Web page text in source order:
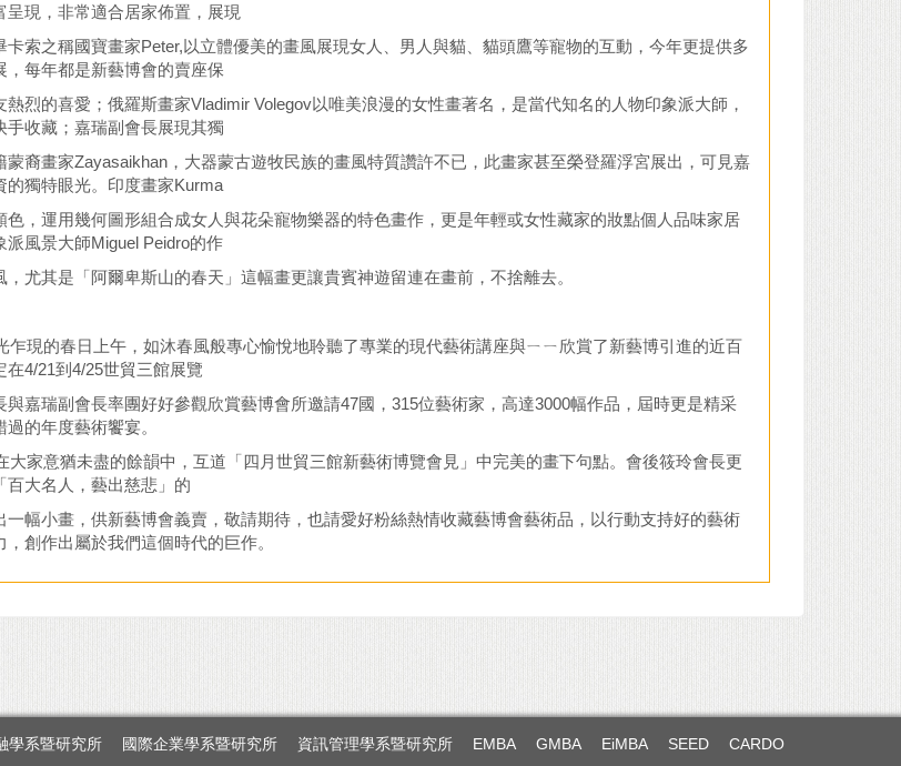
呈現，非常適合居家佈置，展現
卡索之稱國寶畫家Peter,以立體優美的畫風展現女人、男人與貓、貓頭鷹等寵物的互動，今年更提供多
，每年都是新藝博會的賣座保
烈的喜愛；俄羅斯畫家Vladimir Volegov以唯美浪漫的女性畫著名，是當代知名的人物印象派大師，
手收藏；嘉瑞副會長展現其獨
蒙裔畫家Zayasaikhan，大器蒙古遊牧民族的畫風特質讚許不已，此畫家甚至榮登羅浮宮展出，可見嘉
的獨特眼光。印度畫家Kurma
色，運用幾何圖形組合成女人與花朵寵物樂器的特色畫作，更是年輕或女性藏家的妝點個人品味家居
派風景大師Miguel Peidro的作
尤其是「阿爾卑斯山的春天」這幅畫更讓貴賓神遊留連在畫前，不捨離去。
的春日上午，如沐春風般專心愉悅地聆聽了專業的現代藝術講座與ㄧㄧ欣賞了新藝博引進的近百
4/21到4/25世貿三館展覽
與嘉瑞副會長率團好好參觀欣賞藝博會所邀請47國，315位藝術家，高達3000幅作品，屆時更是精采
的年度藝術饗宴。
意猶未盡的餘韻中，互道「四月世貿三館新藝術博覽會見」中完美的畫下句點。會後筱玲會長更
百大名人，藝出慈悲」的
一幅小畫，供新藝博會義賣，敬請期待，也請愛好粉絲熱情收藏藝博會藝術品，以行動支持好的藝術
創作出屬於我們這個時代的巨作。
學系暨研究所 國際企業學系暨研究所 資訊管理學系暨研究所 EMBA GMBA EiMBA SEED CARDO